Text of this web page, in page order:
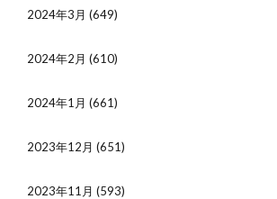
2024年3月 (649)
2024年2月 (610)
2024年1月 (661)
2023年12月 (651)
2023年11月 (593)